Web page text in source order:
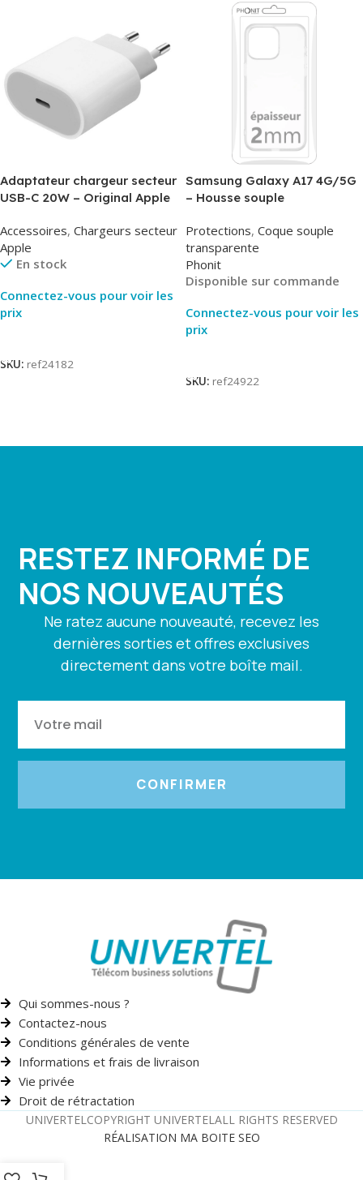
Adaptateur chargeur secteur
USB-C 20W – Original Apple
Accessoires, Chargeurs secteur
Apple
En stock
Connectez-vous pour voir les
prix
SKU: ref24182
Samsung Galaxy A17 4G/5G
– Housse souple
Protections, Coque souple
transparente
Phonit
Disponible sur commande
Connectez-vous pour voir les
prix
SKU: ref24922
RESTEZ INFORMÉ DE
NOS NOUVEAUTÉS
Ne ratez aucune nouveauté, recevez les
dernières sorties et offres exclusives
directement dans votre boîte mail.
CONFIRMER
Qui sommes-nous ?
Contactez-nous
Conditions générales de vente
Informations et frais de livraison
Vie privée
Droit de rétractation
UNIVERTEL COPYRIGHT UNIVERTEL ALL RIGHTS RESERVED
RÉALISATION MA BOITE SEO